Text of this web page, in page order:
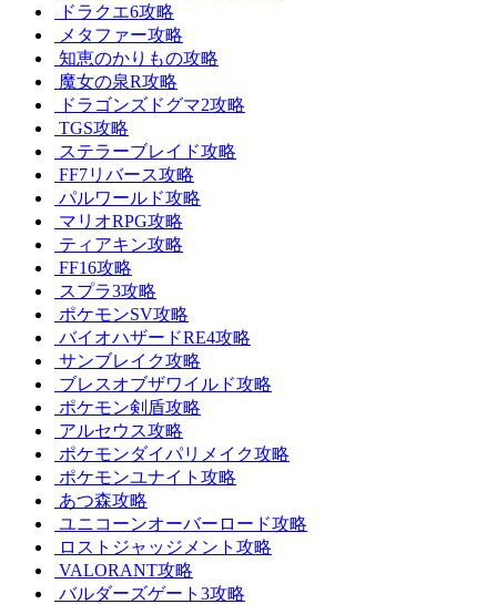
ドラクエ6攻略
メタファー攻略
知恵のかりもの攻略
魔女の泉R攻略
ドラゴンズドグマ2攻略
TGS攻略
ステラーブレイド攻略
FF7リバース攻略
パルワールド攻略
マリオRPG攻略
ティアキン攻略
FF16攻略
スプラ3攻略
ポケモンSV攻略
バイオハザードRE4攻略
サンブレイク攻略
ブレスオブザワイルド攻略
ポケモン剣盾攻略
アルセウス攻略
ポケモンダイパリメイク攻略
ポケモンユナイト攻略
あつ森攻略
ユニコーンオーバーロード攻略
ロストジャッジメント攻略
VALORANT攻略
バルダーズゲート3攻略